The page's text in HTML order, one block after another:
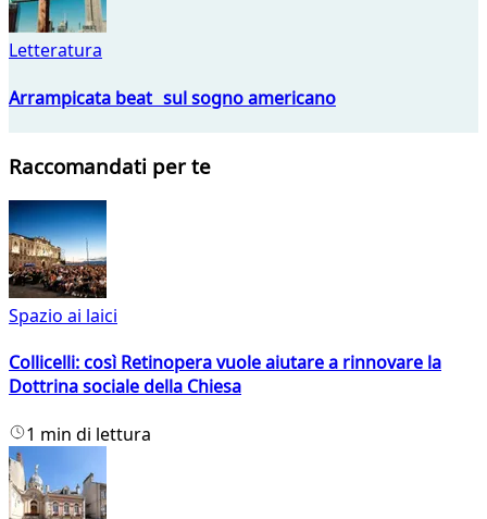
Letteratura
Arrampicata beat sul sogno americano
Raccomandati per te
Spazio ai laici
Collicelli: così Retinopera vuole aiutare a rinnovare la
Dottrina sociale della Chiesa
1 min di lettura